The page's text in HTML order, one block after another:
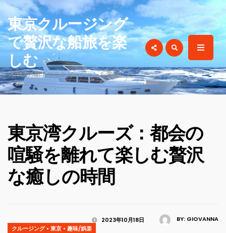
東京クルージング
で贅沢な船旅を楽
しむ
未体験の船上リラクゼーションを満喫
東京湾クルーズ：都会の
喧騒を離れて楽しむ贅沢
な癒しの時間
BY: GIOVANNA
2023年10月18日
クルージング• 東京 • 趣味/娯楽